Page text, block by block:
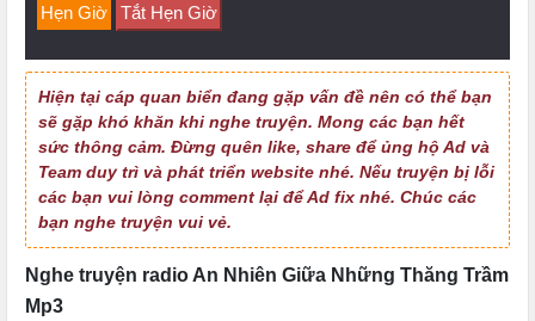
Hẹn Giờ Tắt Hẹn Giờ
Hiện tại cáp quan biển đang gặp vấn đề nên có thể bạn
sẽ gặp khó khăn khi nghe truyện. Mong các bạn hết
sức thông cảm. Đừng quên like, share để ủng hộ Ad và
Team duy trì và phát triển website nhé. Nếu truyện bị lỗi
các bạn vui lòng comment lại để Ad fix nhé. Chúc các
bạn nghe truyện vui vẻ.
Nghe truyện radio An Nhiên Giữa Những Thăng Trầm
Mp3